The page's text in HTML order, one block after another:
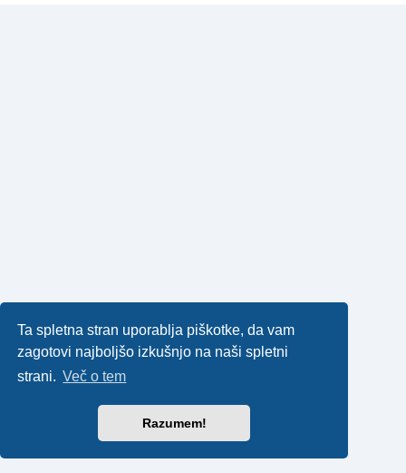
Ta spletna stran uporablja piškotke, da vam
zagotovi najboljšo izkušnjo na naši spletni
strani. Več o tem
Razumem!